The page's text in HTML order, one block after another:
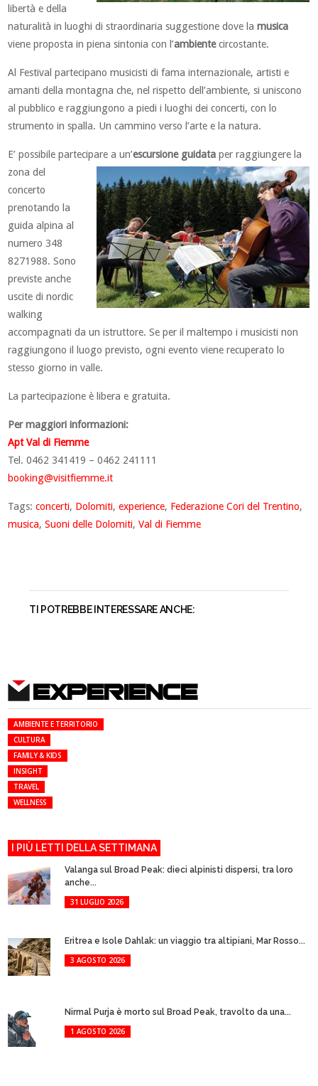
libertà e della
naturalità in luoghi di straordinaria suggestione dove lamusica
viene proposta in piena sintonia con l’ambientecircostante.
Al Festival partecipano musicisti di fama internazionale, artisti e
amanti della montagna che, nel rispetto dell’ambiente, si uniscono
al pubblico e raggiungono a piedi i luoghi dei concerti, con lo
strumento in spalla. Un cammino verso l’arte e la natura.
E’ possibile partecipare a un’escursione guidataper raggiungere la
zonadel
concerto
prenotando la
guida alpina al
numero 348
8271988. Sono
previste anche
uscite di nordic
walking
accompagnati da un istruttore. Se per il maltempo i musicisti non
raggiungono il luogo previsto, ogni evento viene recuperato lo
stesso giorno in valle.
La partecipazione è libera e gratuita.
Per maggiori informazioni:
Apt Val di Fiemme
Tel. 0462 341419 – 0462 241111
booking@visitfiemme.it
Tags:concerti, Dolomiti,experience, Federazione Cori del Trentino,
musica,Suoni delle Dolomiti,Val di Fiemme
TI POTREBBE INTERESSARE ANCHE:
EXPERIENCE
AMBIENTE E TERRITORIO
CULTURA
FAMILY & KIDS
INSIGHT
TRAVEL
WELLNESS
I PIÙ LETTI DELLA SETTIMANA
Valanga sul Broad Peak: dieci alpinisti dispersi, tra loro
anche...
31 LUGLIO 2026
Eritrea e Isole Dahlak: un viaggio tra altipiani, Mar Rosso...
3 AGOSTO 2026
Nirmal Purja è morto sul Broad Peak, travolto da una...
1 AGOSTO 2026